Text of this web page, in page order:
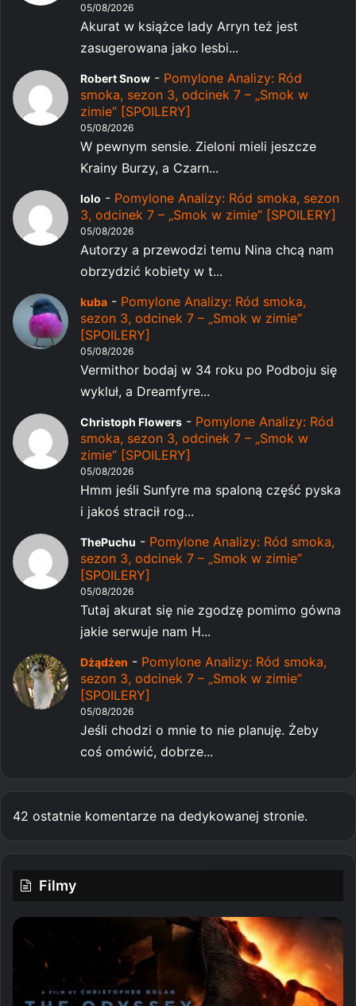
05/08/2026
Akurat w książce lady Arryn też jest
zasugerowana jako lesbi...
Robert Snow - Pomylone Analizy: Ród
smoka, sezon 3, odcinek 7 – „Smok w
zimie” [SPOILERY]
05/08/2026
W pewnym sensie. Zieloni mieli jeszcze
Krainy Burzy, a Czarn...
lolo - Pomylone Analizy: Ród smoka, sezon
3, odcinek 7 – „Smok w zimie” [SPOILERY]
05/08/2026
Autorzy a przewodzi temu Nina chcą nam
obrzydzić kobiety w t...
kuba - Pomylone Analizy: Ród smoka,
sezon 3, odcinek 7 – „Smok w zimie”
[SPOILERY]
05/08/2026
Vermithor bodaj w 34 roku po Podboju się
wykluł, a Dreamfyre...
Christoph Flowers - Pomylone Analizy: Ród
smoka, sezon 3, odcinek 7 – „Smok w
zimie” [SPOILERY]
05/08/2026
Hmm jeśli Sunfyre ma spaloną część pyska
i jakoś stracił rog...
ThePuchu - Pomylone Analizy: Ród smoka,
sezon 3, odcinek 7 – „Smok w zimie”
[SPOILERY]
05/08/2026
Tutaj akurat się nie zgodzę pomimo gówna
jakie serwuje nam H...
Dżądżen - Pomylone Analizy: Ród smoka,
sezon 3, odcinek 7 – „Smok w zimie”
[SPOILERY]
05/08/2026
Jeśli chodzi o mnie to nie planuję. Żeby
coś omówić, dobrze...
42 ostatnie komentarze na dedykowanej stronie.
Filmy